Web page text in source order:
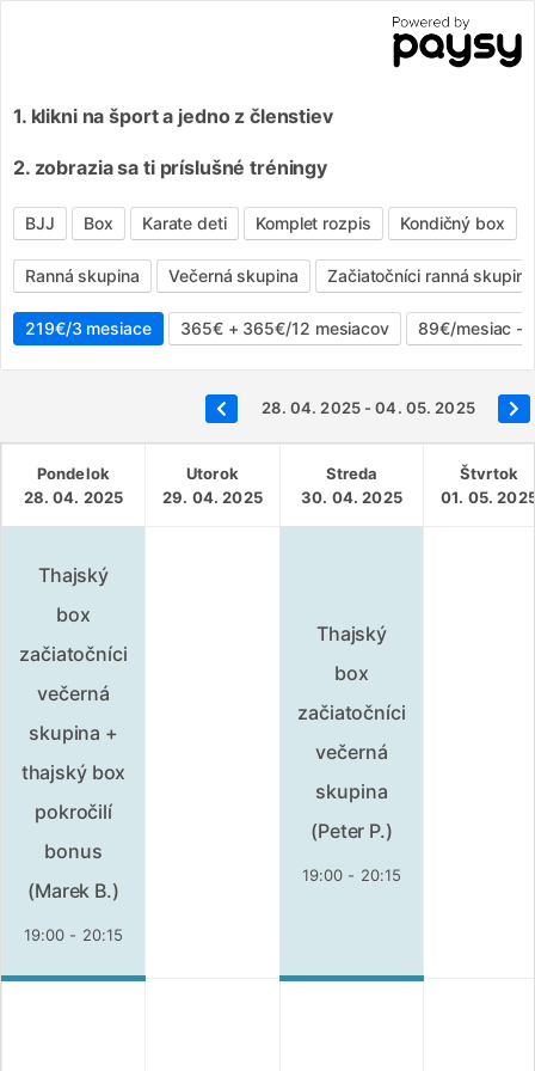
1. klikni na šport a jedno z členstiev
2. zobrazia sa ti príslušné tréningy
BJJ Box Karate deti Komplet rozpis Kondičný box
Ranná skupina Večerná skupina Začiatočníci ranná skupina
219€/3 mesiace 365€ + 365€/12 mesiacov 89€/mesiac -
28. 04. 2025 - 04. 05. 2025
Pondelok
28. 04. 2025
Utorok
29. 04. 2025
Streda
30. 04. 2025
Štvrtok
01. 05.
Thajský
box
začiatočníci
večerná
skupina +
thajský box
pokročilí
bonus
(Marek B.)
19:00 - 20:15
Thajský
box
začiatočníci
večerná
skupina
(Peter P.)
19:00 - 20:15